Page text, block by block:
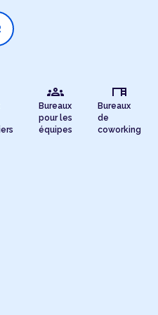
groups
Bureaux
pour les
équipes
desk
Bureaux
de
coworking